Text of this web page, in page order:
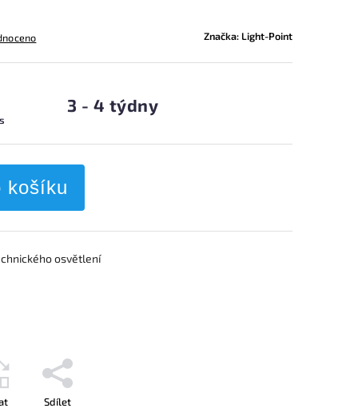
Značka: Light-Point
3 - 4 týdny
košíku
osvětlení
Sdílet